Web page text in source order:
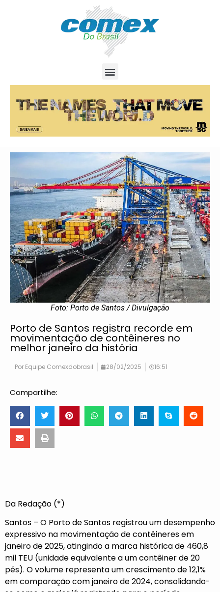
Foto: Porto de Santos / Divulgação
Porto de Santos registra recorde em
movimentação de contêineres no
melhor janeiro da história
Por Equipe Comexdobrasil 28/02/2025 16:51
Compartilhe:
Da Redação (*)
Santos – O Porto de Santos registrou um desempenho
expressivo na movimentação de contêineres em
janeiro de 2025, atingindo a marca histórica de 460,8
mil TEU (unidade equivalente a um contêiner de 20
pés). O volume representa um crescimento de 12,1%
em comparação com janeiro de 2024, consolidando-